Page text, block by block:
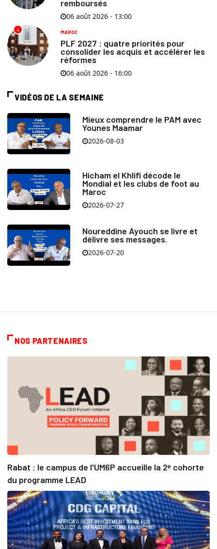
remboursés
06 août 2026 - 13:00
4 MAROC
PLF 2027 : quatre priorités pour
consolider les acquis et accélérer les
réformes
06 août 2026 - 16:00
VIDÉOS DE LA SEMAINE
Mieux comprendre le PAM avec
Younes Maamar
2026-08-03
Hicham el Khlifi décode le
Mondial et les clubs de foot au
Maroc
2026-07-27
Noureddine Ayouch se livre et
délivre ses messages.
2026-07-20
NOS PARTENAIRES
Rabat : le campus de l'UM6P accueille la 2ᵉ cohorte
du programme LEAD